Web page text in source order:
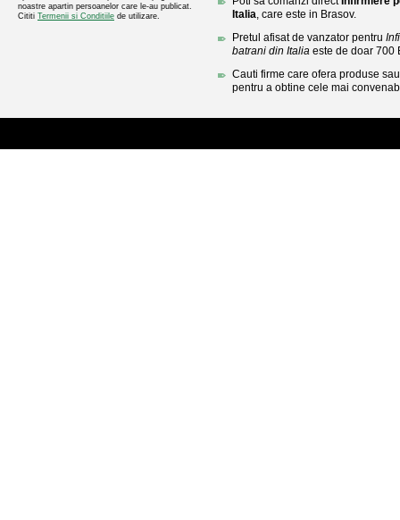
noastre apartin persoanelor care le-au publicat.
Cititi Termenii si Conditiile de utilizare.
Italia, care este in Brasov.
Pretul afisat de vanzator pentru
batrani din Italia este de doar 700
Cauti firme care ofera produse
pentru a obtine cele mai